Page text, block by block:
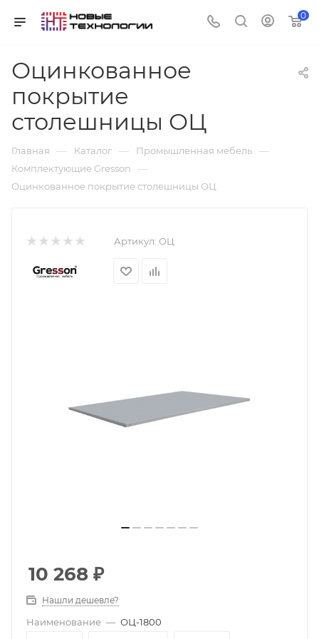
0
Оцинкованное
покрытие
столешницы ОЦ
Главная — Каталог — Промышленная мебель —
Комплектующие Gresson —
Оцинкованное покрытие столешницы ОЦ
Артикул: ОЦ
10 268 ₽
Нашли дешевле?
Наименование — ОЦ-1800